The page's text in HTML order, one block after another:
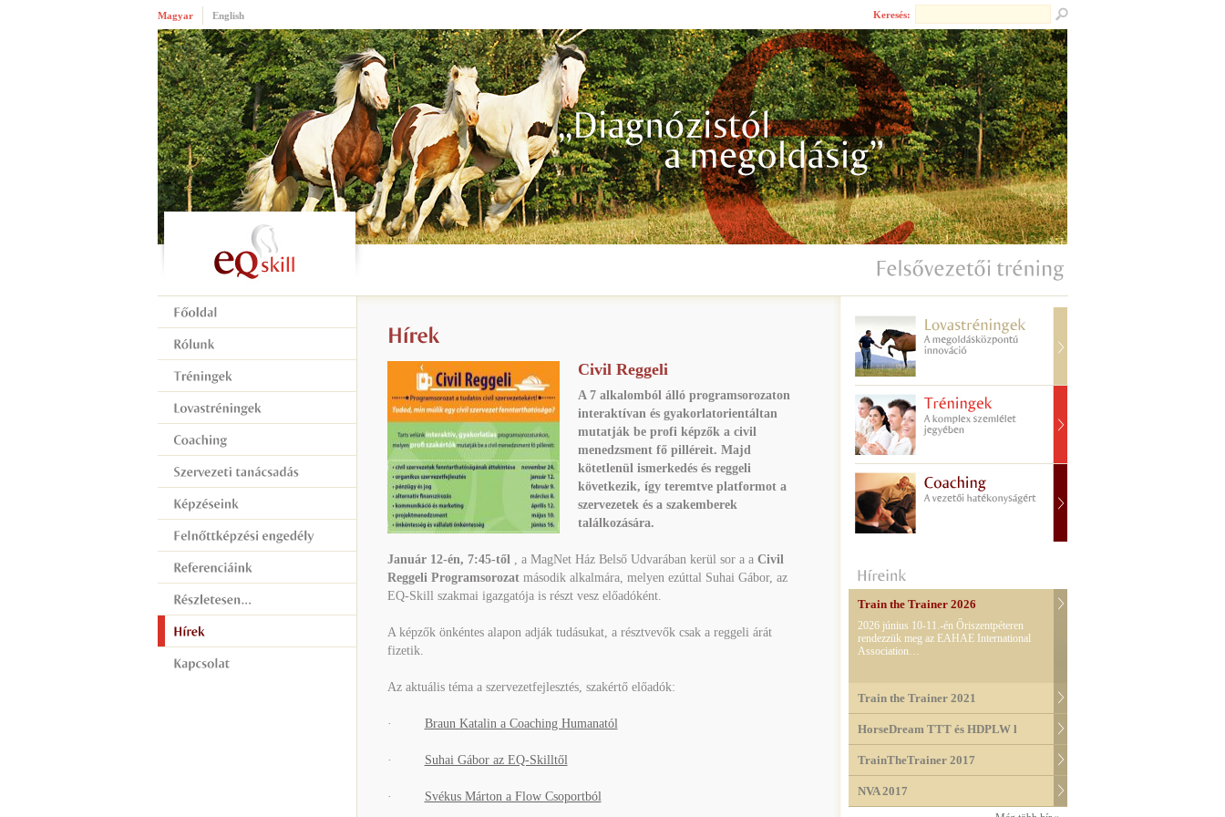
Magyar English Keresés:
Civil Reggeli
A 7 alkalomból álló programsorozaton
interaktívan és gyakorlatorientáltan
mutatják be profi képzők a civil
menedzsment fő pilléreit. Majd
kötetlenül ismerkedés és reggeli
következik, így teremtve platformot a
szervezetek és a szakemberek
találkozására.
Január 12-én, 7:45-től, a MagNet Ház Belső Udvarában kerül sor a a Civil
Reggeli Programsorozatmásodik alkalmára, melyen ezúttal Suhai Gábor, az
EQ-Skill szakmai igazgatója is részt vesz előadóként.
A képzők önkéntes alapon adják tudásukat, a résztvevők csak a reggeli árát
fizetik.
Az aktuális téma a szervezetfejlesztés, szakértő előadók:
· Braun Katalin a Coaching Humanatól
· Suhai Gábor az EQ-Skilltől
· Svékus Márton a Flow Csoportból
Train the Trainer 2026
2026 június 10-11.-én Őriszentpéteren
rendezzük meg az EAHAE International
Association…
Train the Trainer 2021
HorseDream TTT és HDPLW l
TrainTheTrainer 2017
NVA 2017